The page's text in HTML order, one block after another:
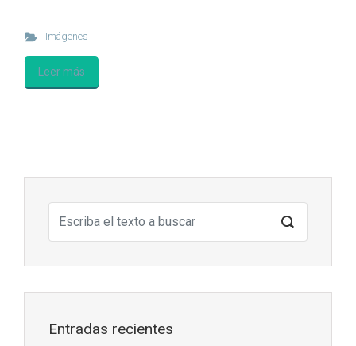
Imágenes
Leer más
Entradas recientes